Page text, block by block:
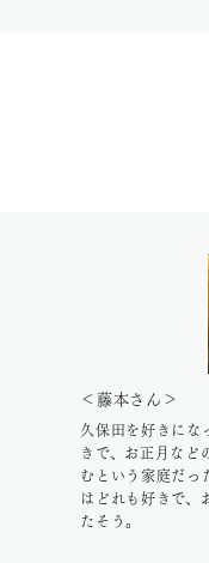
＜藤本さん＞
久保田を好きにな
きで、お正月など
むという家庭だっ
はどれも好きで、
たそう。